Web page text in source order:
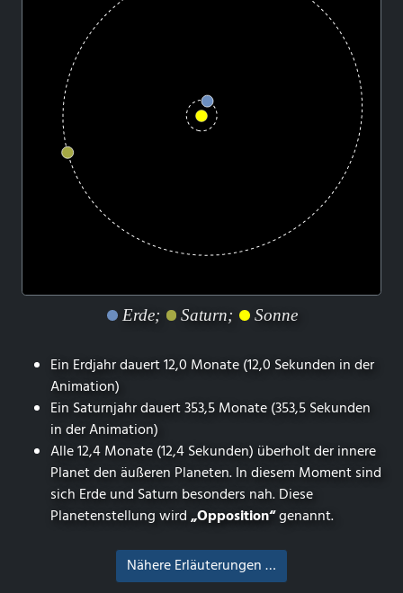
Erde; Saturn; Sonne
Ein Erdjahr dauert 12,0 Monate (12,0 Sekunden in der
Animation)
Ein Saturnjahr dauert 353,5 Monate (353,5 Sekunden
in der Animation)
Alle 12,4 Monate (12,4 Sekunden) überholt der innere
Planet den äußeren Planeten. In diesem Moment sind
sich Erde und Saturn besonders nah. Diese
Planetenstellung wird„Opposition“genannt.
Nähere Erläuterungen …